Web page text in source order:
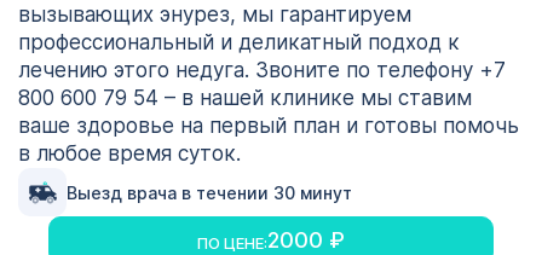
вызывающих энурез, мы гарантируем
профессиональный и деликатный подход к
лечению этого недуга. Звоните по телефону +7
800 600 79 54 – в нашей клинике мы ставим
ваше здоровье на первый план и готовы помочь
в любое время суток.
ПО ЦЕНЕ:2000 ₽
Выезд врача в течении 30 минут